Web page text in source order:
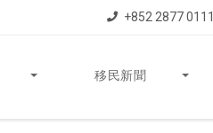
+852 2877 0111
移民新聞